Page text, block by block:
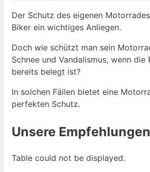
Der Schutz des eigenen
Biker ein wichtiges Anliegen.
Doch wie schützt man sein
Schnee und Vandalismus, wenn die
bereits belegt ist?
In solchen Fällen bietet eine
perfekten Schutz.
Unsere
Table could not be displayed.